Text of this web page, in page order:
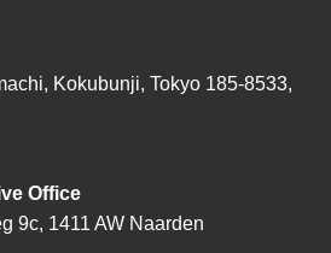
Kokubunji, Tokyo 185-8533,
Office
9c, 1411 AW Naarden